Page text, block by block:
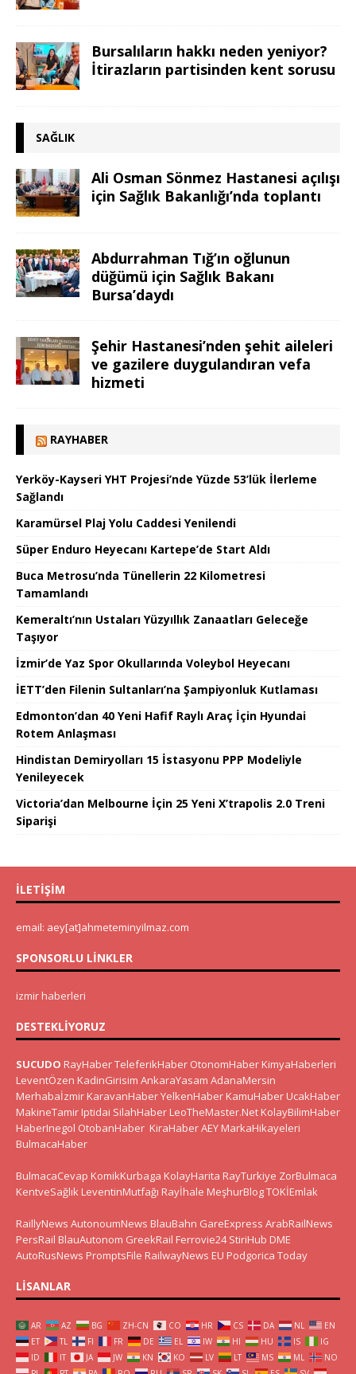
Bursalıların hakkı neden yeniyor?
İtirazların partisinden kent sorusu
SAĞLIK
Ali Osman Sönmez Hastanesi açılışı
için Sağlık Bakanlığı’nda toplantı
Abdurrahman Tığ’ın oğlunun
düğümü için Sağlık Bakanı
Bursa’daydı
Şehir Hastanesi’nden şehit aileleri
ve gazilere duygulandıran vefa
hizmeti
RAYHABER
Yerköy-Kayseri YHT Projesi’nde Yüzde 53’lük İlerleme
Sağlandı
Karamürsel Plaj Yolu Caddesi Yenilendi
Süper Enduro Heyecanı Kartepe’de Start Aldı
Buca Metrosu’nda Tünellerin 22 Kilometresi
Tamamlandı
Kemeraltı’nın Ustaları Yüzyıllık Zanaatları Geleceğe
Taşıyor
İzmir’de Yaz Spor Okullarında Voleybol Heyecanı
İETT’den Filenin Sultanları’na Şampiyonluk Kutlaması
Edmonton’dan 40 Yeni Hafif Raylı Araç İçin Hyundai
Rotem Anlaşması
Hindistan Demiryolları 15 İstasyonu PPP Modeliyle
Yenileyecek
Victoria’dan Melbourne İçin 25 Yeni X’trapolis 2.0 Treni
Siparişi
İLETIŞIM
email: aey[at]ahmeteminyilmaz.com
SPONSORLU LINKLER
izmir haberleri
DESTEKLIYORUZ
SUCUDO RayHaberTeleferikHaber OtonomHaber KimyaHaberleri
LeventÖzen KadinGirisim AnkaraYasam AdanaMersin
Merhabaİzmir KaravanHaberYelkenHaber KamuHaber UcakHaber
MakineTamir Iptidai SilahHaber LeoTheMaster.Net KolayBilimHaber
HaberInegol OtobanHaber KiraHaberAEY MarkaHikayeleri
BulmacaHaber
BulmacaCevap KomikKurbaga KolayHarita RayTurkiye ZorBulmaca
KentveSağlık LeventinMutfağı Rayİhale MeşhurBlogTOKİEmlak
RaillyNews AutonoumNews BlauBahn GareExpress ArabRailNews
PersRail BlauAutonom GreekRail Ferrovie24 StiriHub DME
AutoRusNews PromptsFile RailwayNews EU Podgorica Today
LISANLAR
AR AZ BG ZH-CN CO HR CS DA NL
EN
ET
TL FI FR DE EL IW HI HU IS
IG
ID
IT JA JW KN KO LV LT MS ML
NO